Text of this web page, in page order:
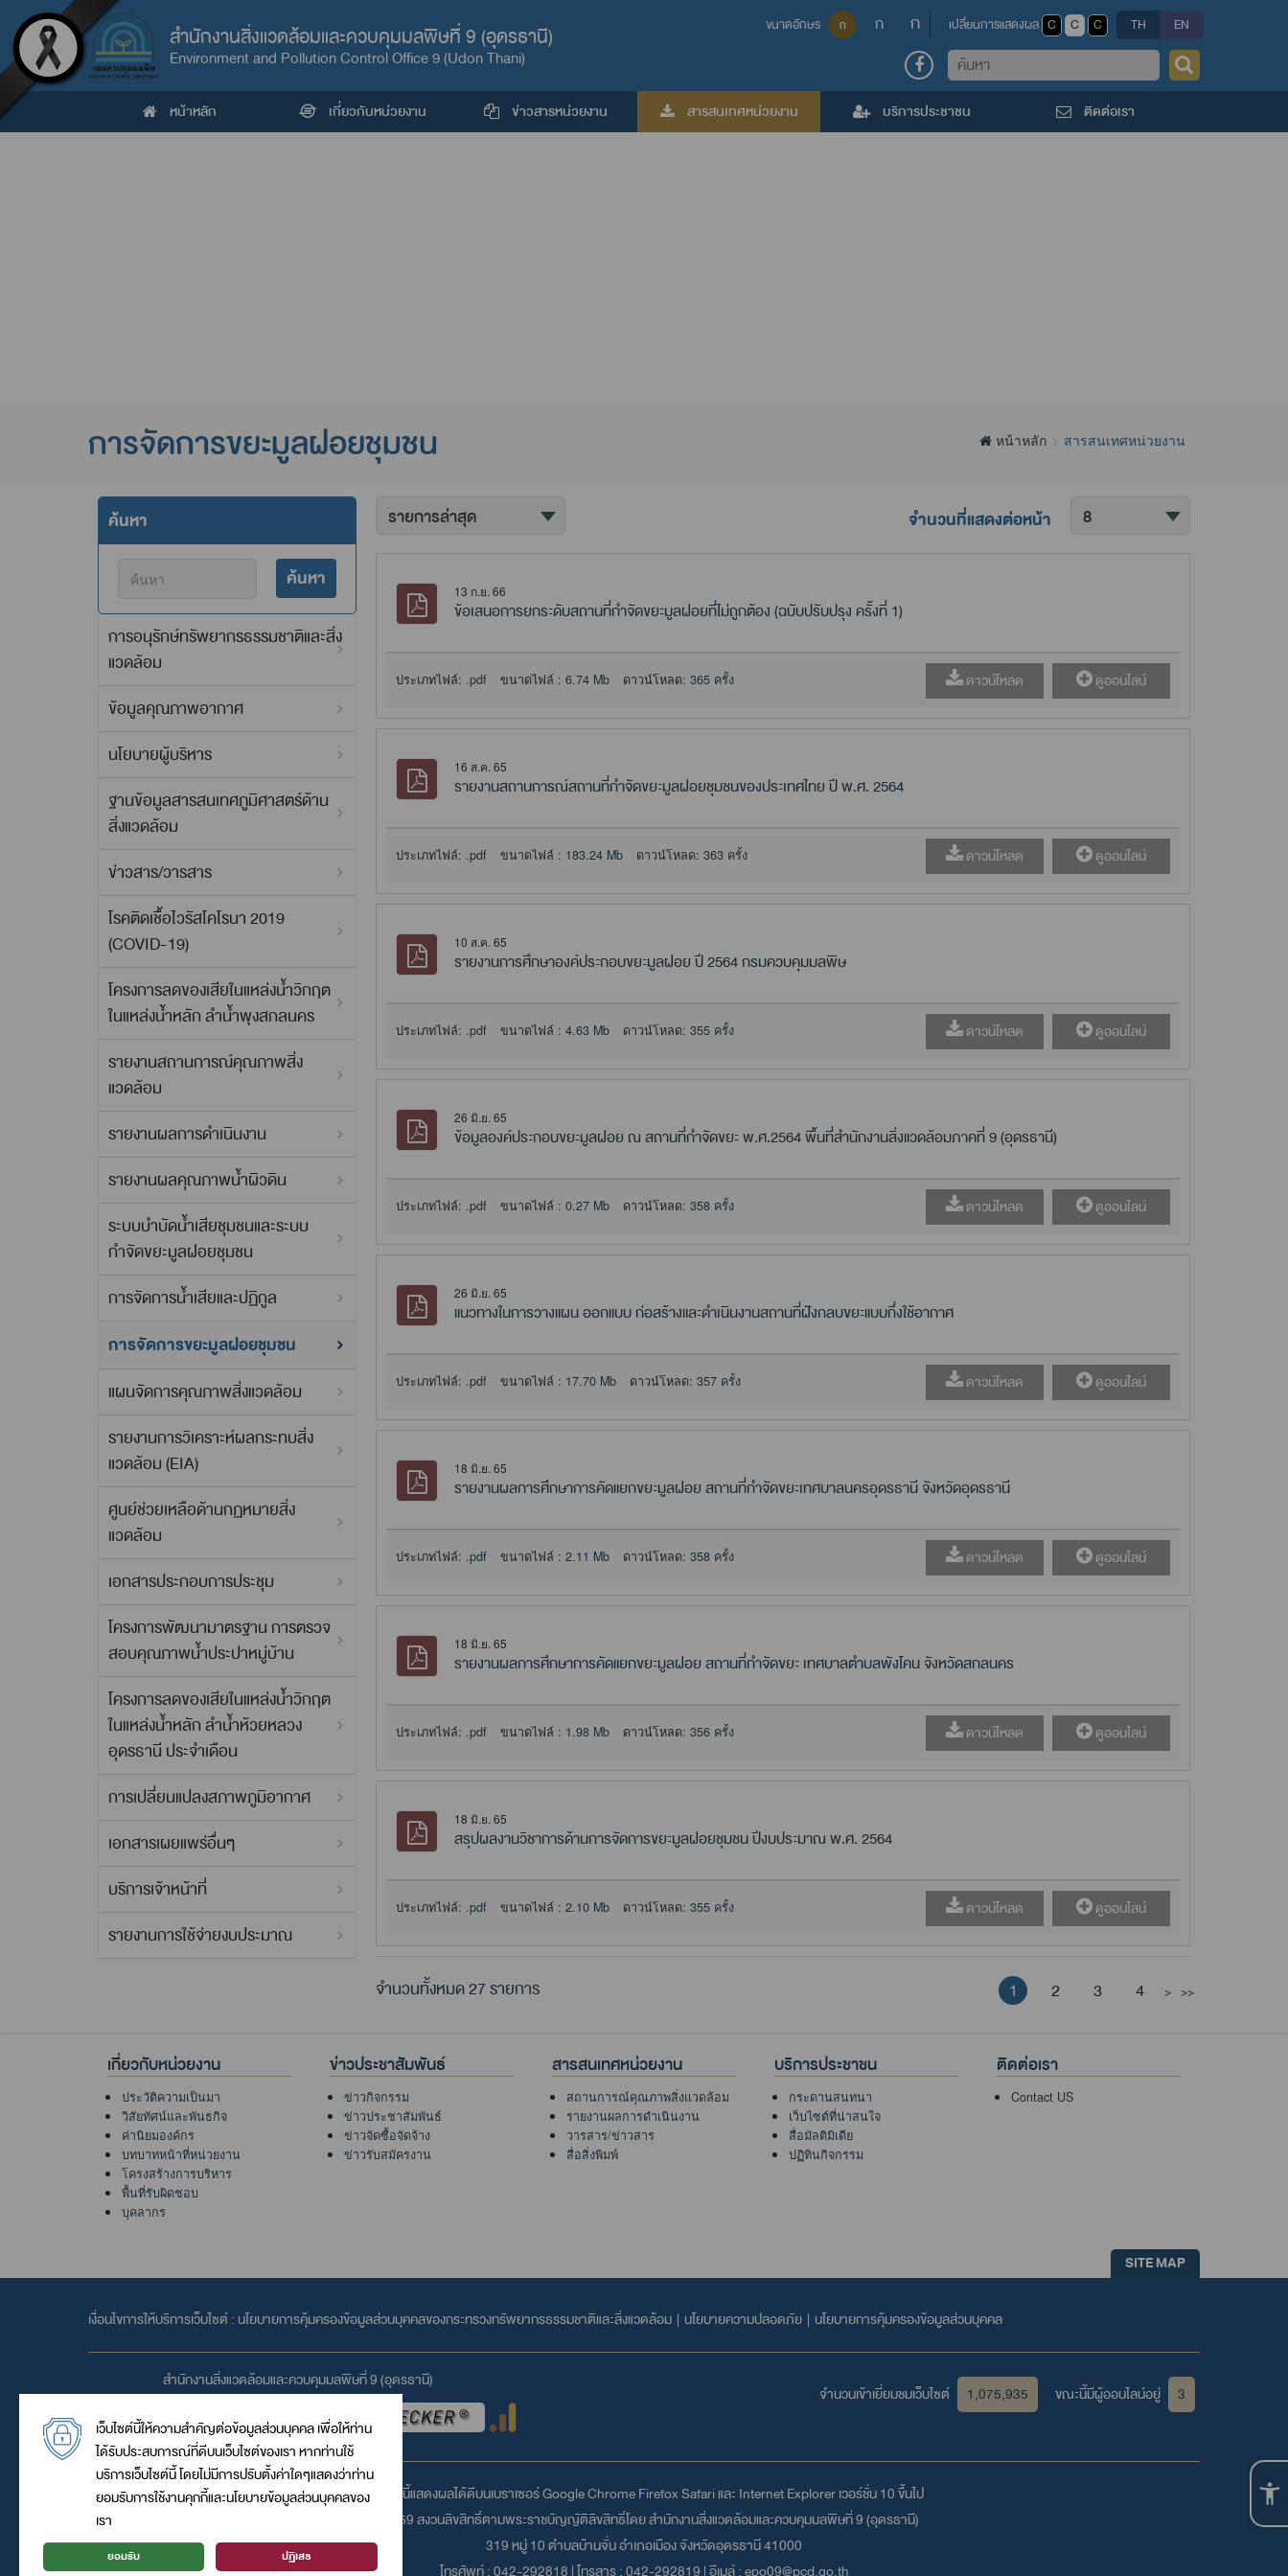
สำนักงานสิ่งแวดล้อมและควบคุมมลพิษที่ 9 (อุดรธานี)
Environment and Pollution Control Office 9 (Udon Thani)
ขนาดอักษร ก ก ก เปลี่ยนการแสดงผล C C C TH EN
ค้นหา
หน้าหลัก เกี่ยวกับหน่วยงาน ข่าวสารหน่วยงาน สารสนเทศหน่วยงาน บริการประชาชน ติดต่อเรา
การจัดการขยะมูลฝอยชุมชน หน้าหลัก สารสนเทศหน่วยงาน
ค้นหา
ค้นหา
การอนุรักษ์ทรัพยากรธรรมชาติและสิ่ง
แวดล้อม
ข้อมูลคุณภาพอากาศ
นโยบายผู้บริหาร
ฐานข้อมูลสารสนเทศภูมิศาสตร์ด้าน
สิ่งแวดล้อม
ข่าวสาร/วารสาร
โรคติดเชื้อไวรัสโคโรนา 2019
(COVID-19)
โครงการลดของเสียในแหล่งน้ำวิกฤต
ในแหล่งน้ำหลัก ลำน้ำพุงสกลนคร
รายงานสถานการณ์คุณภาพสิ่ง
แวดล้อม
รายงานผลการดำเนินงาน
รายงานผลคุณภาพน้ำผิวดิน
ระบบบำบัดน้ำเสียชุมชนและระบบ
กำจัดขยะมูลฝอยชุมชน
การจัดการน้ำเสียและปฏิกูล
การจัดการขยะมูลฝอยชุมชน
แผนจัดการคุณภาพสิ่งแวดล้อม
รายงานการวิเคราะห์ผลกระทบสิ่ง
แวดล้อม (EIA)
ศูนย์ช่วยเหลือด้านกฏหมายสิ่ง
แวดล้อม
เอกสารประกอบการประชุม
โครงการพัฒนามาตรฐาน การตรวจ
สอบคุณภาพน้ำประปาหมู่บ้าน
โครงการลดของเสียในแหล่งน้ำวิกฤต
ในแหล่งน้ำหลัก ลำน้ำห้วยหลวง
อุดรธานี ประจำเดือน
การเปลี่ยนแปลงสภาพภูมิอากาศ
เอกสารเผยแพร่อื่นๆ
บริการเจ้าหน้าที่
รายงานการใช้จ่ายงบประมาณ
จำนวนที่แสดงต่อหน้า
13 ก.ย. 66
ข้อเสนอการยกระดับสถานที่กำจัดขยะมูลฝอยที่ไม่ถูกต้อง (ฉบับปรับปรุง ครั้งที่ 1)
ประเภทไฟล์: .pdf ขนาดไฟล์ : 6.74 Mb ดาวน์โหลด: 365 ครั้ง ดาวน์โหลด ดูออนไลน์
16 ส.ค. 65
รายงานสถานการณ์สถานที่กำจัดขยะมูลฝอยชุมชนของประเทศไทย ปี พ.ศ. 2564
ประเภทไฟล์: .pdf ขนาดไฟล์ : 183.24 Mb ดาวน์โหลด: 363 ครั้ง ดาวน์โหลด ดูออนไลน์
10 ส.ค. 65
รายงานการศึกษาองค์ประกอบขยะมูลฝอย ปี 2564 กรมควบคุมมลพิษ
ประเภทไฟล์: .pdf ขนาดไฟล์ : 4.63 Mb ดาวน์โหลด: 355 ครั้ง ดาวน์โหลด ดูออนไลน์
26 มิ.ย. 65
ข้อมูลองค์ประกอบขยะมูลฝอย ณ สถานที่กำจัดขยะ พ.ศ.2564 พื้นที่สำนักงานสิ่งแวดล้อมภาคที่ 9 (อุดรธานี)
ประเภทไฟล์: .pdf ขนาดไฟล์ : 0.27 Mb ดาวน์โหลด: 358 ครั้ง ดาวน์โหลด ดูออนไลน์
26 มิ.ย. 65
แนวทางในการวางแผน ออกแบบ ก่อสร้างและดำเนินงานสถานที่ฝังกลบขยะแบบกึ่งใช้อากาศ
ประเภทไฟล์: .pdf ขนาดไฟล์ : 17.70 Mb ดาวน์โหลด: 357 ครั้ง ดาวน์โหลด ดูออนไลน์
18 มิ.ย. 65
รายงานผลการศึกษาการคัดแยกขยะมูลฝอย สถานที่กำจัดขยะเทศบาลนครอุดรธานี จังหวัดอุดรธานี
ประเภทไฟล์: .pdf ขนาดไฟล์ : 2.11 Mb ดาวน์โหลด: 358 ครั้ง ดาวน์โหลด ดูออนไลน์
18 มิ.ย. 65
รายงานผลการศึกษาการคัดแยกขยะมูลฝอย สถานที่กำจัดขยะ เทศบาลตำบลพังโคน จังหวัดสกลนคร
ประเภทไฟล์: .pdf ขนาดไฟล์ : 1.98 Mb ดาวน์โหลด: 356 ครั้ง ดาวน์โหลด ดูออนไลน์
18 มิ.ย. 65
สรุปผลงานวิชาการด้านการจัดการขยะมูลฝอยชุมชน ปีงบประมาณ พ.ศ. 2564
ประเภทไฟล์: .pdf ขนาดไฟล์ : 2.10 Mb ดาวน์โหลด: 355 ครั้ง ดาวน์โหลด ดูออนไลน์
จำนวนทั้งหมด 27 รายการ 1 2 3 4 > >>
เกี่ยวกับหน่วยงาน
ประวัติความเป็นมา
วิสัยทัศน์และพันธกิจ
ค่านิยมองค์กร
บทบาทหน้าที่หน่วยงาน
โครงสร้างการบริหาร
พื้นที่รับผิดชอบ
บุคลากร
ข่าวประชาสัมพันธ์
ข่าวกิจกรรม
ข่าวประชาสัมพันธ์
ข่าวจัดซื้อจัดจ้าง
ข่าวรับสมัครงาน
สารสนเทศหน่วยงาน
สถานการณ์คุณภาพสิ่งแวดล้อม
รายงานผลการดำเนินงาน
วารสาร/ข่าวสาร
สื่อสิ่งพิมพ์
บริการประชาชน
กระดานสนทนา
เว็บไซต์ที่น่าสนใจ
สื่อมัลติมิเดีย
ปฏิทินกิจกรรม
ติดต่อเรา
Contact US
SITE MAP
เงื่อนไขการให้บริการเว็บไซต์ : นโยบายการคุ้มครองข้อมูลส่วนบุคคลของกระทรวงทรัพยากรธรรมชาติและสิ่งแวดล้อม | นโยบายความปลอดภัย | นโยบายการคุ้มครองข้อมูลส่วนบุคคล
สำนักงานสิ่งแวดล้อมและควบคุมมลพิษที่ 9 (อุดรธานี)
จำนวนเข้าเยี่ยมชมเว็บไซต์ 1,075,935 ขณะนี้มีผู้ออนไลน์อยู่ 3
เว็บไซต์นี้แสดงผลได้ดีบนเบราเซอร์Google ChromeFirefoxSafariและ Internet Explorerเวอร์ชั่น 10 ขึ้นไป
© 2559 สงวนลิขสิทธิ์ตามพระราชบัญญัติลิขสิทธิ์โดย สำนักงานสิ่งแวดล้อมและควบคุมมลพิษที่ 9 (อุดรธานี)
319 หมู่ 10 ตำบลบ้านจั่น อำเภอเมือง จังหวัดอุดรธานี 41000
เว็บไซต์นี้ให้ความสำคัญต่อข้อมูลส่วนบุคคล เพื่อให้ท่าน
ได้รับประสบการณ์ที่ดีบนเว็บไซต์ของเรา หากท่านใช้
บริการเว็บไซต์นี้ โดยไม่มีการปรับตั้งค่าใดๆแสดงว่าท่าน
ยอมรับการใช้งานคุกกี้และนโยบายข้อมูลส่วนบุคคลของ
เรา
ยอมรับ ปฏิเสธ